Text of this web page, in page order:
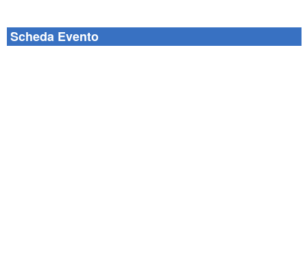
Scheda Evento